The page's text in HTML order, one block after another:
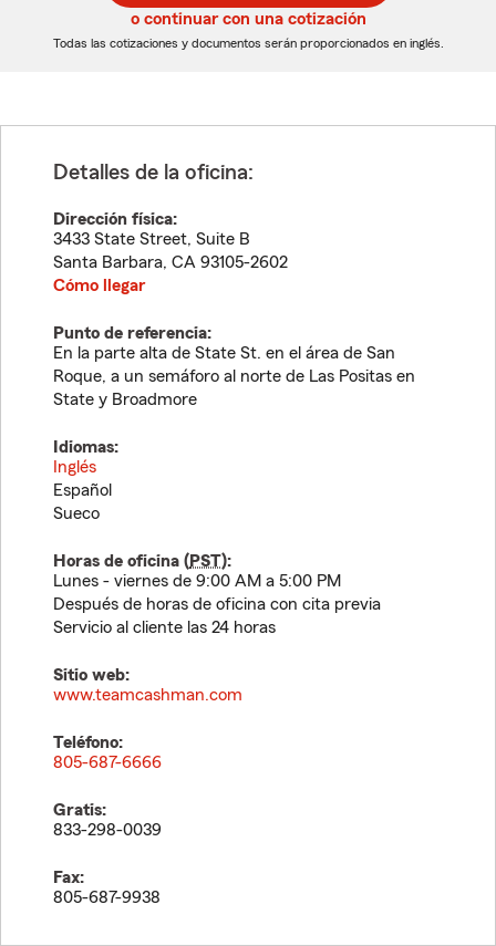
5
dígitos
5
dígitos
o continuar con una cotización
Todas las cotizaciones y documentos serán proporcionados en inglés.
Detalles de la oficina:
Dirección física:
3433 State Street, Suite B
Santa Barbara, CA 93105-2602
Cómo llegar
Punto de referencia:
En la parte alta de State St. en el área de San
Roque, a un semáforo al norte de Las Positas en
State y Broadmore
Idiomas:
Inglés
Español
Sueco
Horas de oficina (PST):
Lunes - viernes de 9:00 AM a 5:00 PM
Después de horas de oficina con cita previa
Servicio al cliente las 24 horas
Sitio web:
www.teamcashman.com
Teléfono:
805-687-6666
Gratis:
833-298-0039
Fax:
805-687-9938